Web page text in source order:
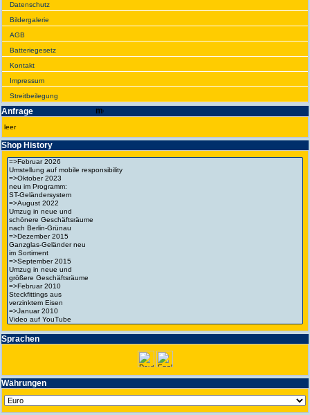
Daten­schutz
Bilder­galerie
AGB
Batte­rie­gesetz
Kontakt
Impres­sum
Streit­bei­legung
Anfrage
leer
Shop History
Spra­chen
Wäh­run­gen